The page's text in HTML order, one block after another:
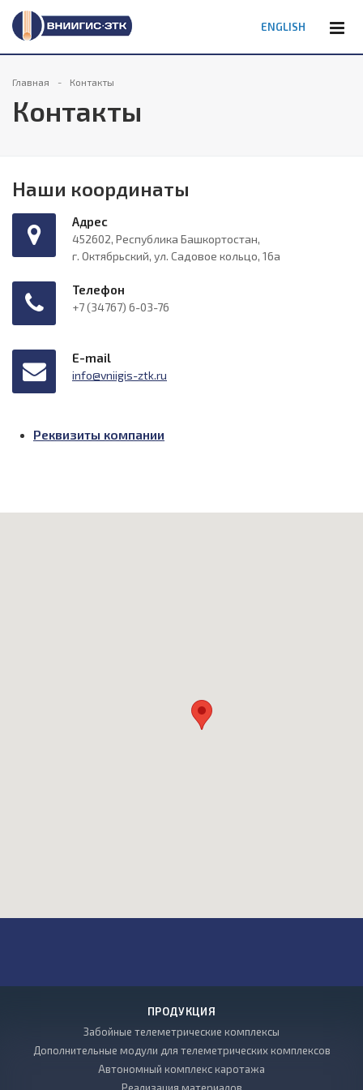
ENGLISH
Главная Контакты
Контакты
Наши координаты
Адрес
452602, Республика Башкортостан,
г. Октябрьский, ул. Садовое кольцо, 16а
Телефон
+7 (34767) 6-03-76
E-mail
info@vniigis-ztk.ru
Реквизиты компании
ПРОДУКЦИЯ
Забойные телеметрические комплексы
Дополнительные модули для телеметрических комплексов
Автономный комплекс каротажа